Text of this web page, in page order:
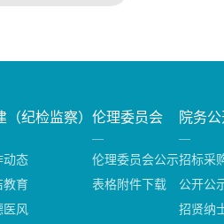
（纪检监察）
动态
教育
医风
伦理委员会
伦理委员会公示
表格附件下载
院务
招标采
公开公
招贤纳